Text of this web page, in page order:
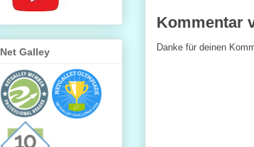
Kommentar
Danke für deinen
Net Galley